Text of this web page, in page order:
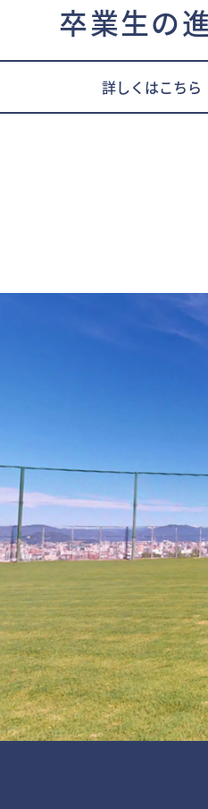
卒業生の
詳しくはこちら